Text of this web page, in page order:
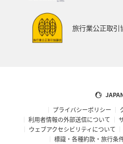
旅行業公正取引
プライバシーポリシー
利用者情報の外部送信について
ウェブアクセシビリティについて
標識・各種約款・旅行条